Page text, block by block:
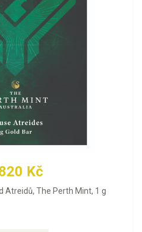
Kč
Atreidů, The Perth Mint, 1 g